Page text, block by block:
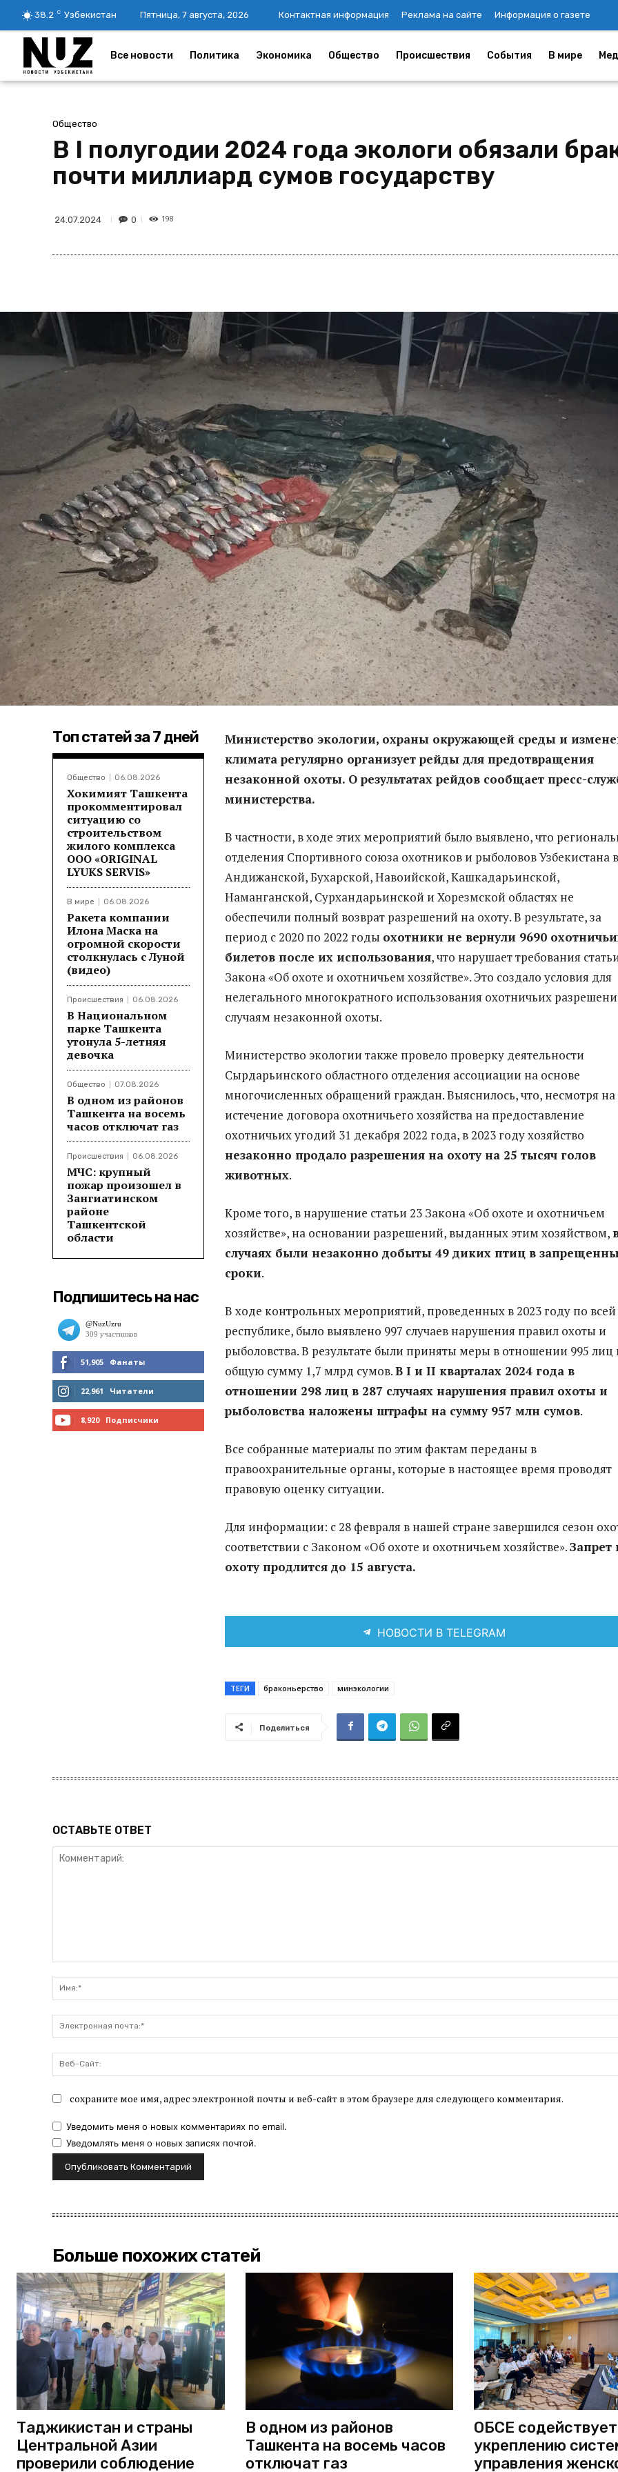
38.2 C Узбекистан Пятница, 7 августа, 2026 Контактная информация Реклама на сайте Информация о газете
Все новости Политика Экономика Общество Происшествия События В мире
Общество
В I полугодии 2024 года экологи обязали
почти миллиард сумов государству
24.07.2024 0 198
Топ статей за 7 дней
Общество 06.08.2026
Хокимият Ташкента
прокомментировал
ситуацию со
строительством
жилого комплекса
ООО «ORIGINAL
LYUKS SERVIS»
В мире 06.08.2026
Ракета компании
Илона Маска на
огромной скорости
столкнулась с Луной
(видео)
Происшествия 06.08.2026
В Национальном
парке Ташкента
утонула 5-летняя
девочка
Общество 07.08.2026
В одном из районов
Ташкента на восемь
часов отключат газ
Происшествия 06.08.2026
МЧС: крупный
пожар произошел в
Зангиатинском
районе
Ташкентской
области
Подпишитесь на нас
51,905 Фанаты
МНЕ НРАВИТСЯ
22,961 Читатели
8,920 Подписчики
Министерство экологии, охраны окружающей среды и
климата регулярно организует рейды для предотвращения
незаконной охоты. О результатах рейдов сообщает пресс-
министерства.
В частности, в ходе этих мероприятий было выявлено, что
отделения Спортивного союза охотников и рыболовов Узбекистана в
Андижанской, Бухарской, Навоийской, Кашкадарьинской,
Наманганской, Сурхандарьинской и Хорезмской областях не
обеспечили полный возврат разрешений на охоту. В результате, за
период с 2020 по 2022 годы охотники не вернули 9690
билетов после их использования, что нарушает требования
Закона «Об охоте и охотничьем хозяйстве». Это создало условия для
нелегального многократного использования охотничьих
случаям незаконной охоты.
Министерство экологии также провело проверку деятельности
Сырдарьинского областного отделения ассоциации на основе
многочисленных обращений граждан. Выяснилось, что, несмотря на
истечение договора охотничьего хозяйства на предоставление
охотничьих угодий 31 декабря 2022 года, в 2023 году хозяйство
незаконно продало разрешения на охоту на 25 тысяч голов
животных.
Кроме того, в нарушение статьи 23 Закона «Об охоте и охотничьем
хозяйстве», на основании разрешений, выданных этим хозяйством,
случаях были незаконно добыты 49 диких птиц в
сроки.
В ходе контрольных мероприятий, проведенных в 2023 году по всей
республике, было выявлено 997 случаев нарушения правил охоты и
рыболовства. В результате были приняты меры в отношении 995 лиц
общую сумму 1,7 млрд сумов.В I и II кварталах 2024 года в
отношении 298 лиц в 287 случаях нарушения правил охоты и
рыболовства наложены штрафы на сумму 957 млн сумов.
Все собранные материалы по этим фактам переданы в
правоохранительные органы, которые в настоящее время проводят
правовую оценку ситуации.
Для информации: с 28 февраля в нашей стране завершился сезон
соответствии с Законом «Об охоте и охотничьем хозяйстве».Запрет
охоту продлится до 15 августа.
НОВОСТИ В TELEGRAM
ТЕГИ браконьерство минэкологии
Поделиться
ОСТАВЬТЕ ОТВЕТ
сохраните мое имя, адрес электронной почты и веб-сайт в этом браузере для следующего комментария.
Уведомить меня о новых комментариях по email.
Уведомлять меня о новых записях почтой.
Больше похожих статей
Таджикистан и страны
Центральной Азии
проверили соблюдение
В одном из районов
Ташкента на восемь часов
отключат газ
ОБСЕ содействует
укреплению
управления